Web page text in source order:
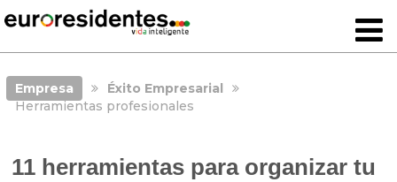
Empresa
Éxito Empresarial
Herramientas profesionales
11 herramientas para organizar tu